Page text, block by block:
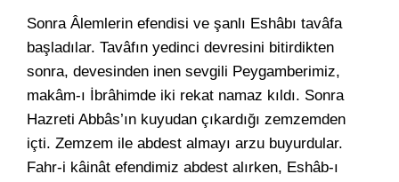
Sonra Âlemlerin efendisi ve şanlı Eshâbı tavâfa
başladılar. Tavâfın yedinci devresini bitirdikten
sonra, devesinden inen sevgili Peygamberimiz,
makâm-ı İbrâhimde iki rekat namaz kıldı. Sonra
Hazreti Abbâs’ın kuyudan çıkardığı zemzemden
içti. Zemzem ile abdest almayı arzu buyurdular.
Fahr-i kâinât efendimiz abdest alırken, Eshâb-ı